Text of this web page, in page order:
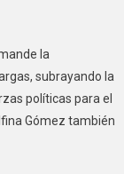
la
subrayando la
políticas para el
Gómez también